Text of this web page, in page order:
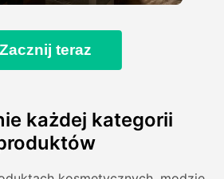
Zacznij teraz
każdej kategorii